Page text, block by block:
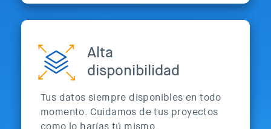
Alta
disponibilidad
Tus datos siempre disponibles en todo
momento. Cuidamos de tus proyectos
como lo harías tú mismo.